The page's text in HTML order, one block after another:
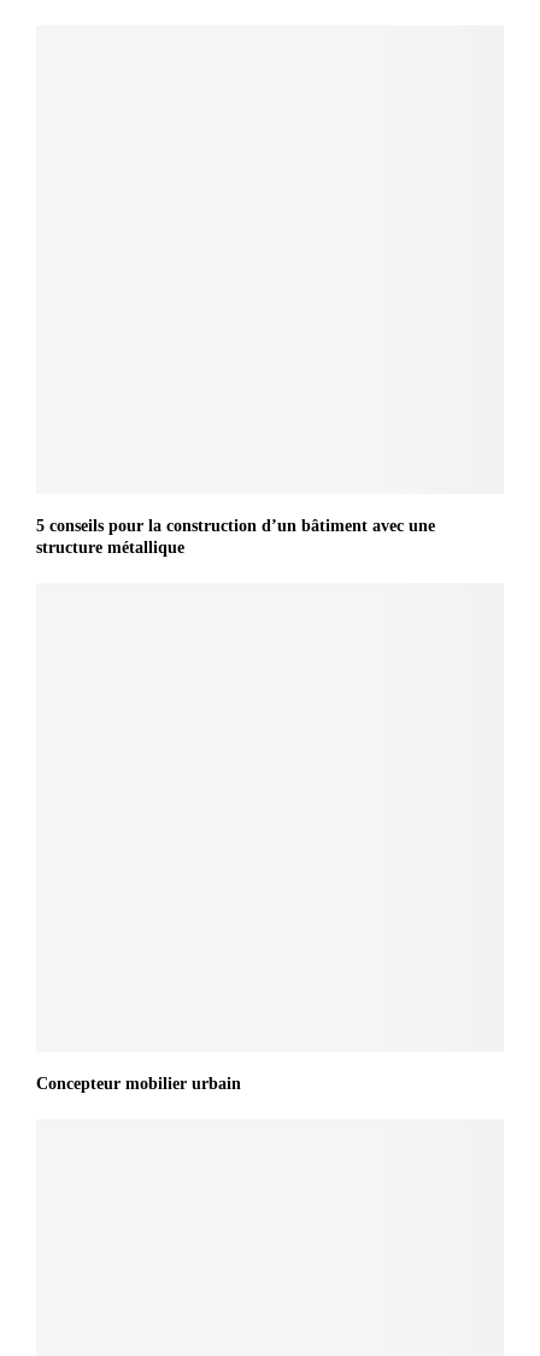
5 conseils pour la construction d’un bâtiment avec une
structure métallique
Concepteur mobilier urbain